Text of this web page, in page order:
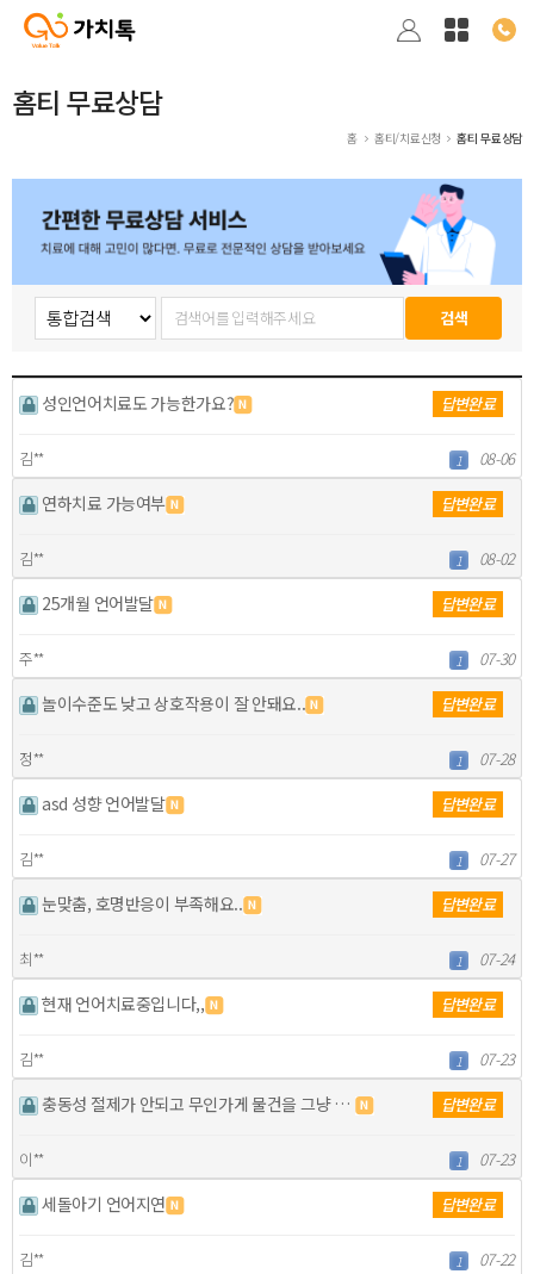
홈티 무료상담
홈 홈티/치료신청 홈티 무료상담
성인언어치료도 가능한가요? 답변완료
김** 1 08-06
연하치료 가능여부 답변완료
김** 1 08-02
25개월 언어발달 답변완료
주** 1 07-30
놀이수준도 낮고 상호작용이 잘 안돼요.. 답변완료
정** 1 07-28
asd 성향 언어발달 답변완료
김** 1 07-27
눈맞춤, 호명반응이 부족해요.. 답변완료
최** 1 07-24
현재 언어치료중입니다,, 답변완료
김** 1 07-23
충동성 절제가 안되고 무인가게 물건을 그냥 가져와요.. 답변완료
이** 1 07-23
세돌아기 언어지연 답변완료
김** 1 07-22